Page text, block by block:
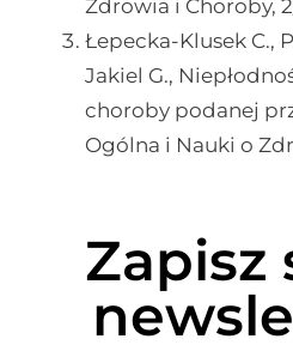
Zdrowia i Choroby,
Łepecka-Klusek C.,
Jakiel G.,
choroby podanej
Ogólna i Nauki o
Zapisz